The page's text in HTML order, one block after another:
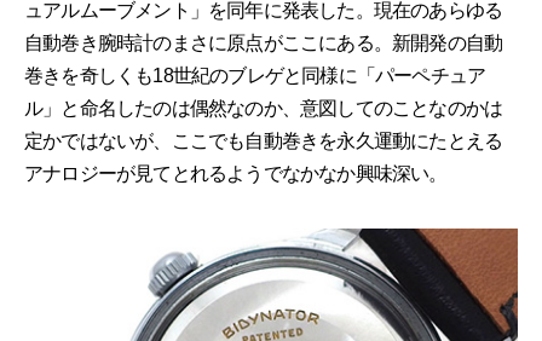
ュアルムーブメント」を同年に発表した。現在のあらゆる
自動巻き腕時計のまさに原点がここにある。新開発の自動
巻きを奇しくも18世紀のブレゲと同様に「パーペチュア
ル」と命名したのは偶然なのか、意図してのことなのかは
定かではないが、ここでも自動巻きを永久運動にたとえる
アナロジーが見てとれるようでなかなか興味深い。